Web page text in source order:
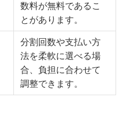
数料が無料であるこ
とがあります。
分割回数や支払い方
法を柔軟に選べる場
合、負担に合わせて
調整できます。